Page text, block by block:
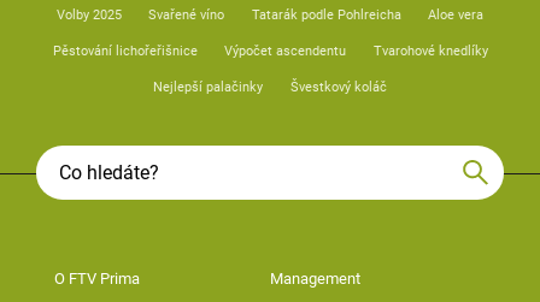
Volby 2025 Svařené víno Tatarák podle Pohlreicha Aloe vera
Pěstování lichořeřišnice Výpočet ascendentu Tvarohové knedlíky
Nejlepší palačinky Švestkový koláč
O FTV Prima Management